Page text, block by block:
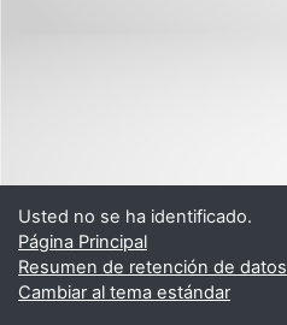
Usted no se ha identificado.
Página Principal
Resumen de retención de datos
Cambiar al tema estándar